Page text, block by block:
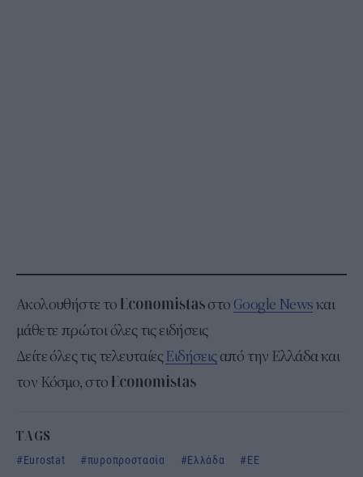
Ακολουθήστε το στο Google Newsκαι
μάθετε πρώτοι όλες τις ειδήσεις
Δείτε όλες τις τελευταίεςΕιδήσειςαπό την Ελλάδα και
τον Κόσμο, στο
TAGS
Eurostat
πυροπροστασία Ελλάδα ΕΕ